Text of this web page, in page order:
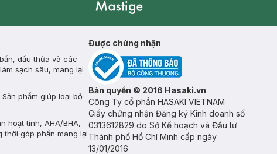
dầu thừa và các
sạch sâu, mang lại
phẩm giúp loại bỏ
hoạt tính, AHA/BHA,
góp phần mang lại
Được chứng nhận
Bản quyền © 2016 Hasaki.vn
Công Ty cổ phần HASAKI VIETNAM
Giấy chứng nhận Đăng ký Kinh doanh số
0313612829 do Sở Kế hoạch và Đầu tư
Thành phố Hồ Chí Minh cấp ngày
13/01/2016